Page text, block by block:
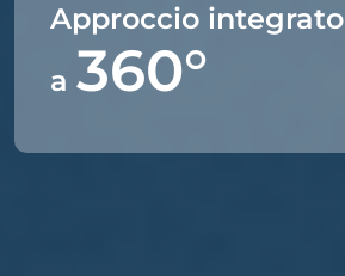
Approccio integrato
a 360°